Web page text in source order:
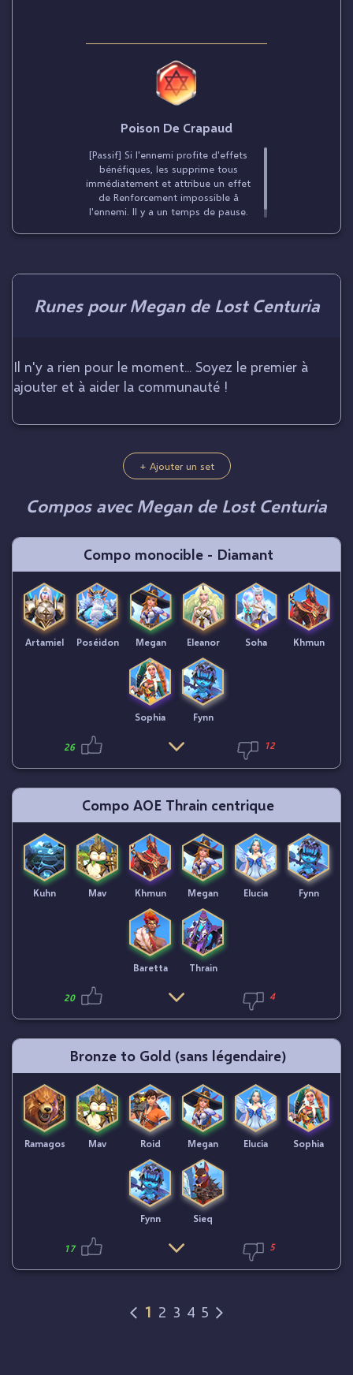
Poison De Crapaud
[Passif] Si l'ennemi profite d'effets
bénéfiques, Ies supprime tous
immédiatement et attribue un effet
de Renforcement impossible å
I'ennemi. II y a un temps de pause.
Runes pour Megan de Lost Centuria
Il n'y a rien pour le moment... Soyez le premier à
ajouter et à aider la communauté !
+ Ajouter un set
Compos avec Megan de Lost Centuria
Compo monocible - Diamant
26 12
Artamiel Poséidon Megan Eleanor Soha Khmun
Sophia Fynn
Compo AOE Thrain centrique
20 4
Kuhn Mav Khmun Megan Elucia Fynn
Baretta Thrain
Bronze to Gold (sans légendaire)
17 5
Ramagos Mav Roid Megan Elucia Sophia
Fynn Sieq
1 2 3 4 5